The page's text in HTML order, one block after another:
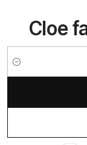
Cloe
Cantidad